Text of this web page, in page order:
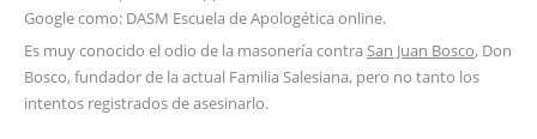
Google como: DASM Escuela de Apologética online.
Es muy conocido el odio de la masonería contra San Juan Bosco, Don
Bosco, fundador de la actual Familia Salesiana, pero no tanto los
intentos registrados de asesinarlo.